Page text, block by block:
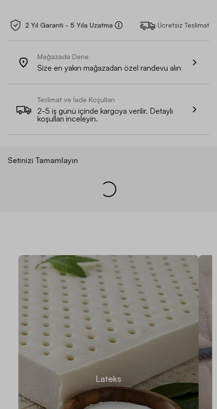
2 Yıl Garanti - 5 Yıla Uzatma Ücretsiz Teslimat
Mağazada Dene
Size en yakın mağazadan özel randevu alın
Teslimat ve İade Koşulları
2-5 iş günü içinde kargoya verilir. Detaylı
koşulları inceleyin.
Setinizi Tamamlayın
Lateks